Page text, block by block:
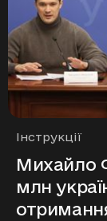
Рубрики
Інструкції
Михайло
млн